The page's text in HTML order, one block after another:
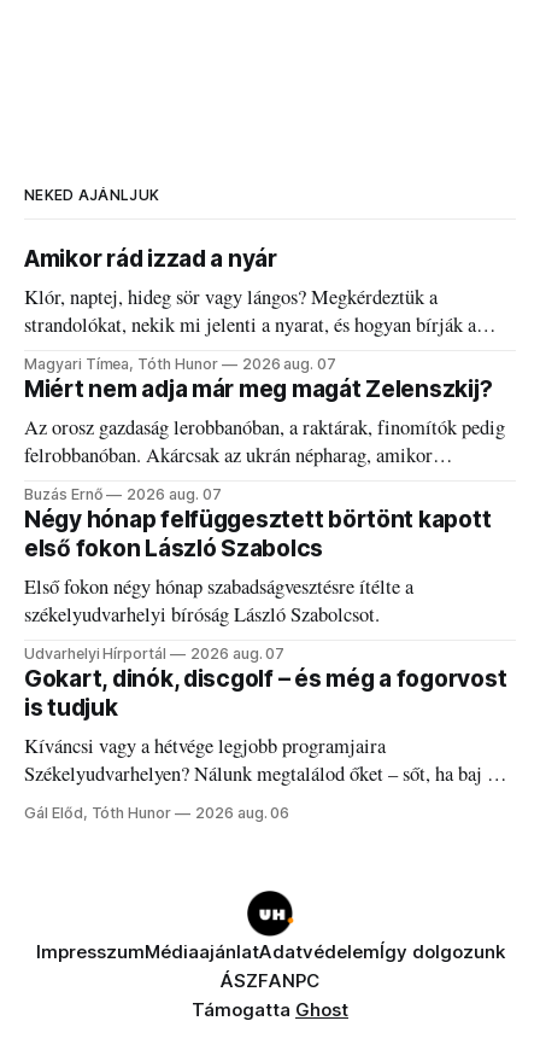
NEKED AJÁNLJUK
Amikor rád izzad a nyár
Klór, naptej, hideg sör vagy lángos? Megkérdeztük a
strandolókat, nekik mi jelenti a nyarat, és hogyan bírják a
kánikulát.
Magyari Tímea, Tóth Hunor 2026 aug. 07
Miért nem adja már meg magát Zelenszkij?
Az orosz gazdaság lerobbanóban, a raktárak, finomítók pedig
felrobbanóban. Akárcsak az ukrán népharag, amikor
elégedetlen vezetőivel.
Buzás Ernő 2026 aug. 07
Négy hónap felfüggesztett börtönt kapott
első fokon László Szabolcs
Első fokon négy hónap szabadságvesztésre ítélte a
székelyudvarhelyi bíróság László Szabolcsot.
Udvarhelyi Hírportál 2026 aug. 07
Gokart, dinók, discgolf – és még a fogorvost
is tudjuk
Kíváncsi vagy a hétvége legjobb programjaira
Székelyudvarhelyen? Nálunk megtalálod őket – sőt, ha baj van
a fogaddal, a fogorvosi ügyeletet is!
Gál Előd, Tóth Hunor 2026 aug. 06
ImpresszumMédiaajánlatAdatvédelemÍgy dolgozunk
ÁSZFANPC
Támogatta Ghost